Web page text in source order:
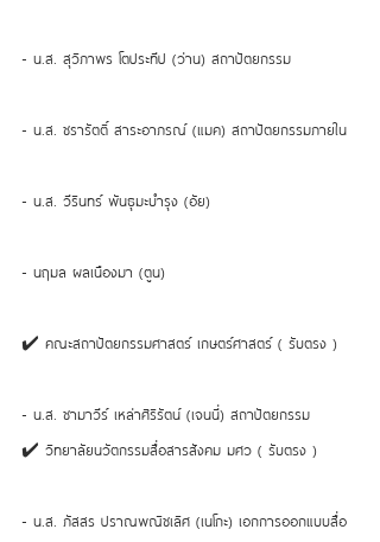
- น.ส. สุวิภาพร โตประทีป (ว่าน) สถาปัตยกรรม
- น.ส. ชรารัตติ์ สาระอาภรณ์ (แมค) สถาปัตยกรรมภายใน
- น.ส. วีรินทร์ พันธุมะบำรุง (อัย)
- นฤมล ผลเนืองมา (ตูน)
✔️ คณะสถาปัตยกรรมศาสตร์ เกษตร์ศาสตร์ ( รับตรง )
- น.ส. ชามาวีร์ เหล่าศิริรัตน์ (เจนนี่) สถาปัตยกรรม
✔️ วิทยาลัยนวัตกรรมสื่อสารสังคม มศว ( รับตรง )
- น.ส. ภัสสร ปราณพณิชเลิศ (เนโกะ) เอกการออกแบบสื่อ